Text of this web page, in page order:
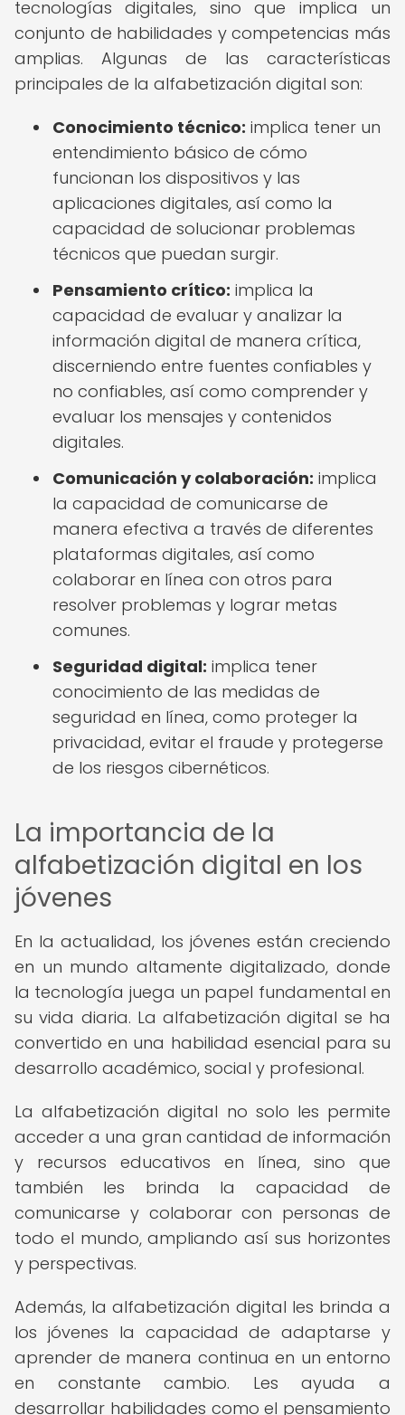
tecnologías digitales, sino que implica un
conjunto de habilidades y competencias más
amplias. Algunas de las características
principales de la alfabetización digital son:
Conocimiento técnico: implica tener un
entendimiento básico de cómo
funcionan los dispositivos y las
aplicaciones digitales, así como la
capacidad de solucionar problemas
técnicos que puedan surgir.
Pensamiento crítico: implica la
capacidad de evaluar y analizar la
información digital de manera crítica,
discerniendo entre fuentes confiables y
no confiables, así como comprender y
evaluar los mensajes y contenidos
digitales.
Comunicación y colaboración: implica
la capacidad de comunicarse de
manera efectiva a través de diferentes
plataformas digitales, así como
colaborar en línea con otros para
resolver problemas y lograr metas
comunes.
Seguridad digital: implica tener
conocimiento de las medidas de
seguridad en línea, como proteger la
privacidad, evitar el fraude y protegerse
de los riesgos cibernéticos.
La importancia de la
alfabetización digital en los
jóvenes
En la actualidad, los jóvenes están creciendo
en un mundo altamente digitalizado, donde
la tecnología juega un papel fundamental en
su vida diaria. La alfabetización digital se ha
convertido en una habilidad esencial para su
desarrollo académico, social y profesional.
La alfabetización digital no solo les permite
acceder a una gran cantidad de información
y recursos educativos en línea, sino que
también les brinda la capacidad de
comunicarse y colaborar con personas de
todo el mundo, ampliando así sus horizontes
y perspectivas.
Además, la alfabetización digital les brinda a
los jóvenes la capacidad de adaptarse y
aprender de manera continua en un entorno
en constante cambio. Les ayuda a
desarrollar habilidades como el pensamiento